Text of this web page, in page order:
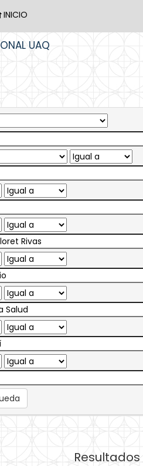
INICIO
UAQ
Resultados